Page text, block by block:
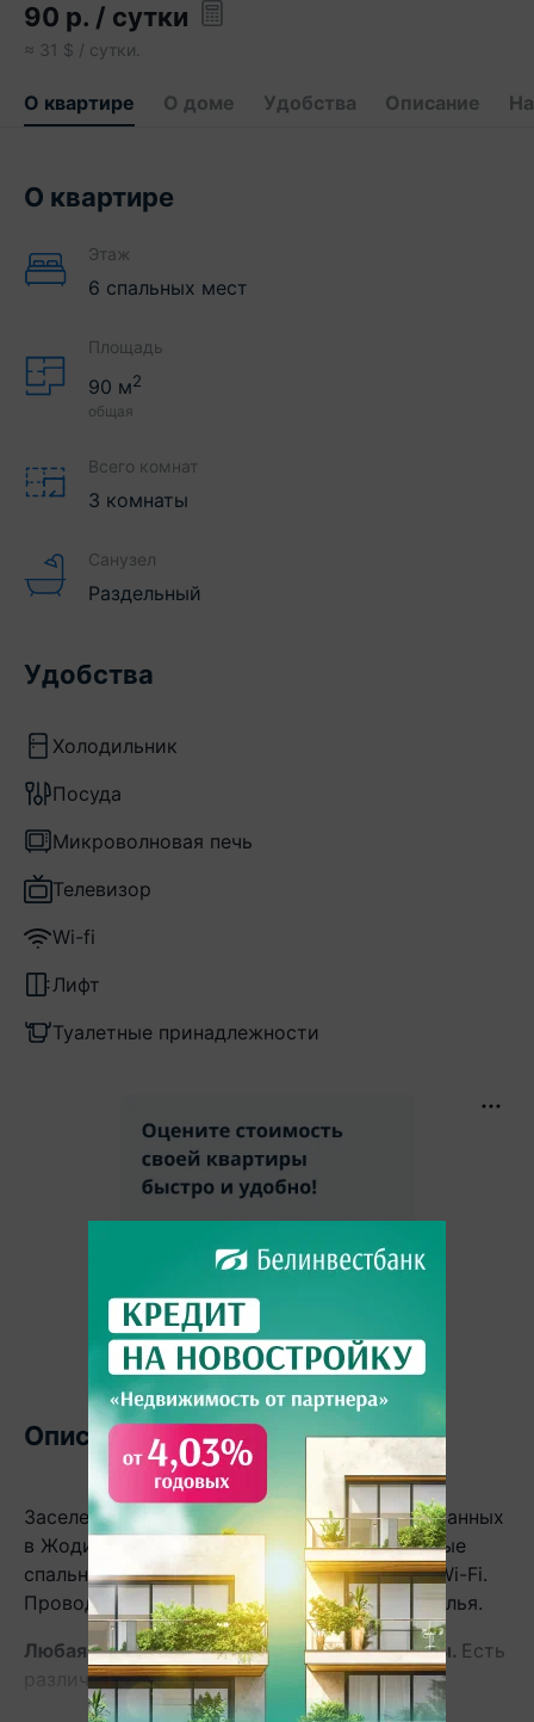
90 р. / сутки
≈ 31 $ / сутки.
О квартире О доме Удобства Описание
О квартире
Этаж
6 спальных мест
Площадь
90 м2
общая
Всего комнат
3 комнаты
Санузел
Раздельный
Удобства
Холодильник
Посуда
Микроволновая печь
Телевизор
Wi-fi
Лифт
Туалетные принадлежности
Описание
Заселение ОТ ТРЁХ СУТОКдля командированных
в Жодино. Есть все необходимое: раздельные
спальные места, бытовая техника, посуда, Wi-Fi.
Проводится уборка и смена постельного белья.
Любая форма оплаты, отчетные документы. Есть
различные варианты квартир.